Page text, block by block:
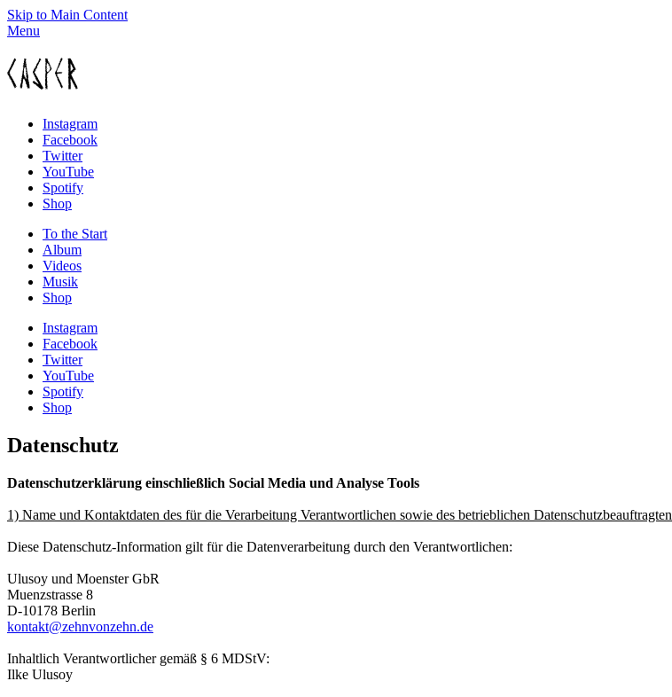
Skip to Main Content
Menu
Instagram
Facebook
Twitter
YouTube
Spotify
Shop
To the Start
Album
Videos
Musik
Shop
Instagram
Facebook
Twitter
YouTube
Spotify
Shop
Datenschutz
Datenschutzerklärung einschließlich Social Media und Analyse Tools
1) Name und Kontaktdaten des für die Verarbeitung Verantwortlichen sowie des betrieblichen Datenschutzbeauftragten
Diese Datenschutz-Information gilt für die Datenverarbeitung durch den Verantwortlichen:
Ulusoy und Moenster GbR
Muenzstrasse 8
D-10178 Berlin
kontakt@zehnvonzehn.de
Inhaltlich Verantwortlicher gemäß § 6 MDStV:
Ilke Ulusoy